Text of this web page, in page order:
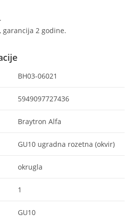
garancija 2 godine.
BH03-06021
5949097727436
Braytron Alfa
GU10 ugradna rozetna (okvir)
okrugla
1
GU10